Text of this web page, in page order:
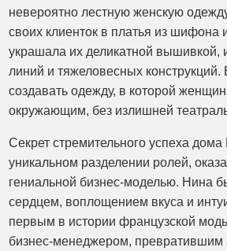
невероятно лестную женскую
своих клиенток в платья из шифона
украшала их деликатной вышивкой,
линий и тяжеловесных
создавать одежду, в которой
окружающим, без излишней
Секрет стремительного успеха
уникальном разделении ролей,
гениальной бизнес-моделью. Нина
сердцем, воплощением вкуса и
первым в истории французской
бизнес-менеджером, превратившим